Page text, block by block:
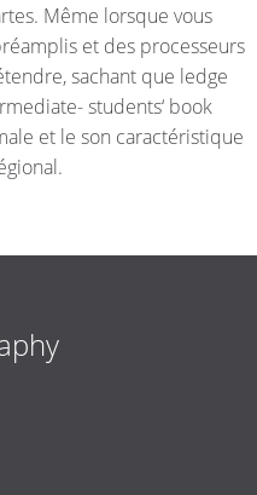
Même lorsque vous
et des processeurs
sachant que ledge
students‘ book
et le son caractéristique